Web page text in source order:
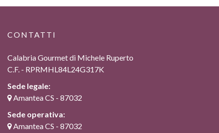
CONTATTI
Calabria Gourmet di Michele Ruperto
C.F. - RPRMHL84L24G317K
Sede legale:
Amantea CS - 87032
Sede operativa:
Amantea CS - 87032